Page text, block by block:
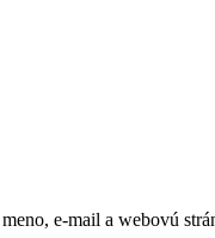
e-mail a webovú